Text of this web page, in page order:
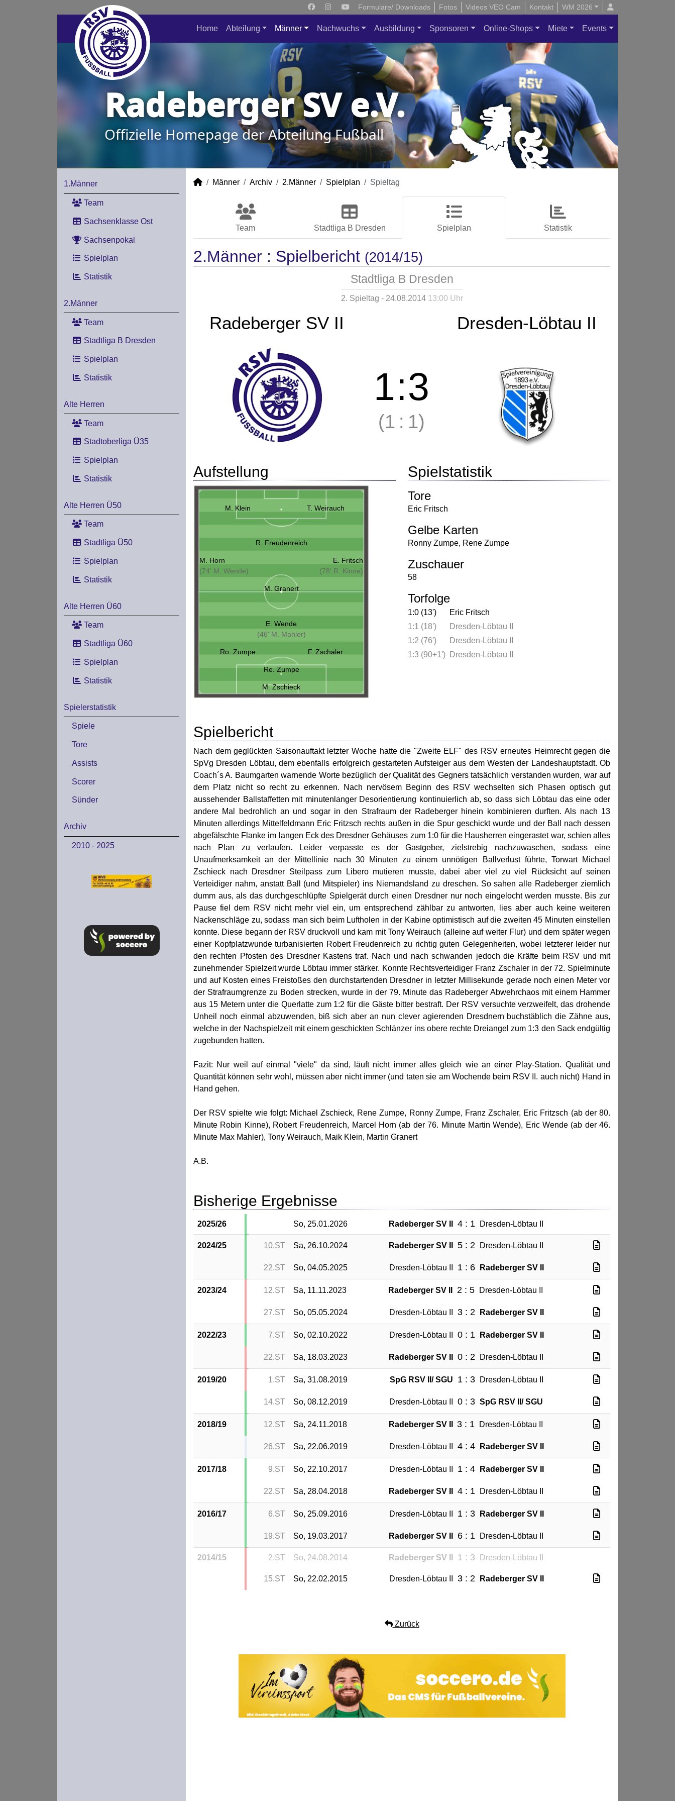
Formulare/ Downloads Fotos Videos VEO Cam Kontakt WM 2026
Home Abteilung Männer Nachwuchs Ausbildung Sponsoren Online-Shops Miete Events
Radeberger SV e.V.
Offizielle Homepage der Abteilung Fußball
1.Männer
Team
Sachsenklasse Ost
Sachsenpokal
Spielplan
Statistik
2.Männer
Team
Stadtliga B Dresden
Spielplan
Statistik
Alte Herren
Team
Stadtoberliga Ü35
Spielplan
Statistik
Alte Herren Ü50
Team
Stadtliga Ü50
Spielplan
Statistik
Alte Herren Ü60
Team
Stadtliga Ü60
Spielplan
Statistik
Spielerstatistik
Spiele
Tore
Assists
Scorer
Sünder
Archiv
2010 - 2025
Männer Archiv 2.Männer Spielplan Spieltag
Team Stadtliga B Dresden Spielplan Statistik
2.Männer : Spielbericht (2014/15)
Stadtliga B Dresden
2. Spieltag - 24.08.2014 13:00 Uhr
Radeberger SV II Dresden-Löbtau II
1:3
(1 : 1)
Aufstellung
M. Klein T. Weirauch
R. Freudenreich
M. Horn
(74' M. Wende)
E. Fritsch
(78' R. Kinne)
M. Granert
E. Wende
(46' M. Mahler)
Ro. Zumpe F. Zschaler
Re. Zumpe
M. Zschieck
Spielstatistik
Tore
Eric Fritsch
Gelbe Karten
Ronny Zumpe, Rene Zumpe
Zuschauer
58
Torfolge
1:0 (13')
Eric Fritsch
1:1 (18')
Dresden-Löbtau II
1:2 (76')
Dresden-Löbtau II
1:3 (90+1')
Dresden-Löbtau II
Spielbericht
Nach dem geglückten Saisonauftakt letzter Woche hatte die "Zweite ELF" des RSV erneutes Heimrecht gegen die
SpVg Dresden Löbtau, dem ebenfalls erfolgreich gestarteten Aufsteiger aus dem Westen der Landeshauptstadt. Ob
Coach´s A. Baumgarten warnende Worte bezüglich der Qualität des Gegners tatsächlich verstanden wurden, war auf
dem Platz nicht so recht zu erkennen. Nach nervösem Beginn des RSV wechselten sich Phasen optisch gut
aussehender Ballstaffetten mit minutenlanger Desorientierung kontinuierlich ab, so dass sich Löbtau das eine oder
andere Mal bedrohlich an und sogar in den Strafraum der Radeberger hinein kombinieren durften. Als nach 13
Minuten allerdings Mittelfeldmann Eric Fritzsch rechts außen in die Spur geschickt wurde und der Ball nach dessen
abgefälschte Flanke im langen Eck des Dresdner Gehäuses zum 1:0 für die Hausherren eingerastet war, schien alles
nach Plan zu verlaufen. Leider verpasste es der Gastgeber, zielstrebig nachzuwaschen, sodass eine
Unaufmerksamkeit an der Mittellinie nach 30 Minuten zu einem unnötigen Ballverlust führte, Torwart Michael
Zschieck nach Dresdner Steilpass zum Libero mutieren musste, dabei aber viel zu viel Rücksicht auf seinen
Verteidiger nahm, anstatt Ball (und Mitspieler) ins Niemandsland zu dreschen. So sahen alle Radeberger ziemlich
dumm aus, als das durchgeschlüpfte Spielgerät durch einen Dresdner nur noch eingelocht werden musste. Bis zur
Pause fiel dem RSV nicht mehr viel ein, um entsprechend zählbar zu antworten, lies aber auch keine weiteren
Nackenschläge zu, sodass man sich beim Luftholen in der Kabine optimistisch auf die zweiten 45 Minuten einstellen
konnte. Diese begann der RSV druckvoll und kam mit Tony Weirauch (alleine auf weiter Flur) und dem später wegen
einer Kopfplatzwunde turbanisierten Robert Freudenreich zu richtig guten Gelegenheiten, wobei letzterer leider nur
den rechten Pfosten des Dresdner Kastens traf. Nach und nach schwanden jedoch die Kräfte beim RSV und mit
zunehmender Spielzeit wurde Löbtau immer stärker. Konnte Rechtsverteidiger Franz Zschaler in der 72. Spielminute
und auf Kosten eines Freistoßes den durchstartenden Dresdner in letzter Millisekunde gerade noch einen Meter vor
der Strafraumgrenze zu Boden strecken, wurde in der 79. Minute das Radeberger Abwehrchaos mit einem Hammer
aus 15 Metern unter die Querlatte zum 1:2 für die Gäste bitter bestraft. Der RSV versuchte verzweifelt, das drohende
Unheil noch einmal abzuwenden, biß sich aber an nun clever agierenden Dresdnern buchstäblich die Zähne aus,
welche in der Nachspielzeit mit einem geschickten Schlänzer ins obere rechte Dreiangel zum 1:3 den Sack endgültig
zugebunden hatten.
Fazit: Nur weil auf einmal "viele" da sind, läuft nicht immer alles gleich wie an einer Play-Station. Qualität und
Quantität können sehr wohl, müssen aber nicht immer (und taten sie am Wochende beim RSV II. auch nicht) Hand in
Hand gehen.
Der RSV spielte wie folgt: Michael Zschieck, Rene Zumpe, Ronny Zumpe, Franz Zschaler, Eric Fritzsch (ab der 80.
Minute Robin Kinne), Robert Freudenreich, Marcel Horn (ab der 76. Minute Martin Wende), Eric Wende (ab der 46.
Minute Max Mahler), Tony Weirauch, Maik Klein, Martin Granert
A.B.
Bisherige Ergebnisse
2025/26 So, 25.01.2026 Radeberger SV II 4 : 1 Dresden-Löbtau II
2024/25 10.ST Sa, 26.10.2024 Radeberger SV II 5 : 2 Dresden-Löbtau II
22.ST So, 04.05.2025 Dresden-Löbtau II 1 : 6 Radeberger SV II
2023/24 12.ST Sa, 11.11.2023 Radeberger SV II 2 : 5 Dresden-Löbtau II
27.ST So, 05.05.2024 Dresden-Löbtau II 3 : 2 Radeberger SV II
2022/23 7.ST So, 02.10.2022 Dresden-Löbtau II 0 : 1 Radeberger SV II
22.ST Sa, 18.03.2023 Radeberger SV II 0 : 2 Dresden-Löbtau II
2019/20 1.ST Sa, 31.08.2019 SpG RSV II/ SGU 1 : 3 Dresden-Löbtau II
14.ST So, 08.12.2019 Dresden-Löbtau II 0 : 3 SpG RSV II/ SGU
2018/19 12.ST Sa, 24.11.2018 Radeberger SV II 3 : 1 Dresden-Löbtau II
26.ST Sa, 22.06.2019 Dresden-Löbtau II 4 : 4 Radeberger SV II
2017/18 9.ST So, 22.10.2017 Dresden-Löbtau II 1 : 4 Radeberger SV II
22.ST Sa, 28.04.2018 Radeberger SV II 4 : 1 Dresden-Löbtau II
2016/17 6.ST So, 25.09.2016 Dresden-Löbtau II 1 : 3 Radeberger SV II
19.ST So, 19.03.2017 Radeberger SV II 6 : 1 Dresden-Löbtau II
2014/15 2.ST So, 24.08.2014 Radeberger SV II 1 : 3 Dresden-Löbtau II
15.ST So, 22.02.2015 Dresden-Löbtau II 3 : 2 Radeberger SV II
Zurück